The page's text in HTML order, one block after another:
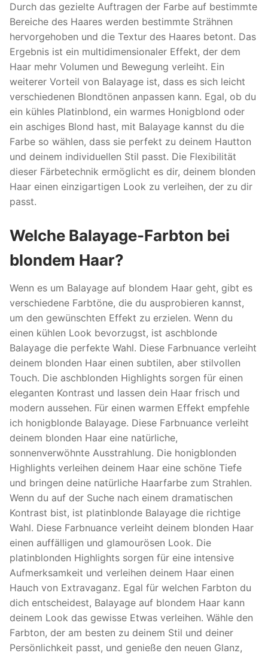
Durch das gezielte Auftragen der Farbe auf bestimmte
Bereiche des Haares werden bestimmte Strähnen
hervorgehoben und die Textur des Haares betont. Das
Ergebnis ist ein multidimensionaler Effekt, der dem
Haar mehr Volumen und Bewegung verleiht. Ein
weiterer Vorteil von Balayage ist, dass es sich leicht
verschiedenen Blondtönen anpassen kann. Egal, ob du
ein kühles Platinblond, ein warmes Honigblond oder
ein aschiges Blond hast, mit Balayage kannst du die
Farbe so wählen, dass sie perfekt zu deinem Hautton
und deinem individuellen Stil passt. Die Flexibilität
dieser Färbetechnik ermöglicht es dir, deinem blonden
Haar einen einzigartigen Look zu verleihen, der zu dir
passt.
Welche Balayage-Farbton bei
blondem Haar?
Wenn es um Balayage auf blondem Haar geht, gibt es
verschiedene Farbtöne, die du ausprobieren kannst,
um den gewünschten Effekt zu erzielen. Wenn du
einen kühlen Look bevorzugst, ist aschblonde
Balayage die perfekte Wahl. Diese Farbnuance verleiht
deinem blonden Haar einen subtilen, aber stilvollen
Touch. Die aschblonden Highlights sorgen für einen
eleganten Kontrast und lassen dein Haar frisch und
modern aussehen. Für einen warmen Effekt empfehle
ich honigblonde Balayage. Diese Farbnuance verleiht
deinem blonden Haar eine natürliche,
sonnenverwöhnte Ausstrahlung. Die honigblonden
Highlights verleihen deinem Haar eine schöne Tiefe
und bringen deine natürliche Haarfarbe zum Strahlen.
Wenn du auf der Suche nach einem dramatischen
Kontrast bist, ist platinblonde Balayage die richtige
Wahl. Diese Farbnuance verleiht deinem blonden Haar
einen auffälligen und glamourösen Look. Die
platinblonden Highlights sorgen für eine intensive
Aufmerksamkeit und verleihen deinem Haar einen
Hauch von Extravaganz. Egal für welchen Farbton du
dich entscheidest, Balayage auf blondem Haar kann
deinem Look das gewisse Etwas verleihen. Wähle den
Farbton, der am besten zu deinem Stil und deiner
Persönlichkeit passt, und genieße den neuen Glanz,